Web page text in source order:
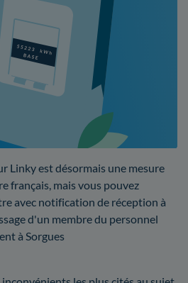
Linky est désormais une mesure
français, mais vous pouvez
avec notification de réception à
d'un membre du personnel
à Sorgues